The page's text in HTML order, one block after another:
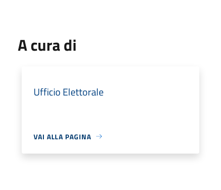
A cura di
Ufficio Elettorale
VAI ALLA PAGINA